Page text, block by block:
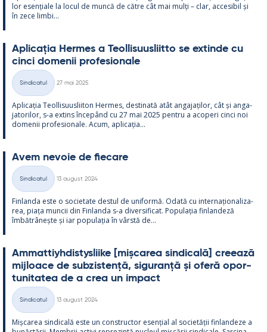
lor esențiale la locul de muncă de către cât mai mulți – clar, acce­si­bil și
în zece limbi...
Aplicația Her­mes a Teol­li­suus­liitto se ex­tinde cu
cinci do­me­nii pro­fe­sio­nale
Categorii
Sindicatul
27 mai 2025
Aplicația Teol­li­suus­lii­ton Her­mes, des­ti­nată atât an­ga­jați­lor, cât și an­ga­
ja­to­ri­lor, s-a ex­tins începând cu 27 mai 2025 pentru a aco­peri cinci noi
do­me­nii pro­fe­sio­nale. Acum, aplicația...
Avem ne­voie de fiecare
Categorii
Sindicatul
13 august 2024
Fin­landa este o socie­tate des­tul de uni­formă. Odată cu in­ter­națio­na­liza­
rea, piața muncii din Fin­landa s-a di­ver­si­ficat. Po­pu­lația fin­lan­deză
îmbătrâ­nește și iar po­pu­lația în vârstă de...
Am­mat­tiyh­dis­tys­liike [mișca­rea sin­dicală] cree­ază
mij­loace de subzis­tență, si­gu­ranță și oferă opor­
tu­ni­ta­tea de a crea un im­pact
Categorii
Sindicatul
13 august 2024
Mișca­rea sin­dicală este un con­struc­tor esențial al societății fin­lan­deze a